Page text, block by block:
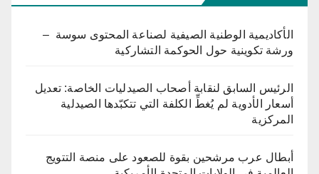
الأكاديمية الوطنية الصيفية لصناعة المحتوى سوسة –
ورشة تكوينية حول الحوكمة التشاركية
الرئيس السابق لنقابة أصحاب الصيدليات الخاصة: تعديل
أسعار الأدوية لم يُغطِّ الكلفة التي تتكبّدها الصيدلية
المركزية
أبطال عرب مرشحين بقوة للصعود على منصة التتويج